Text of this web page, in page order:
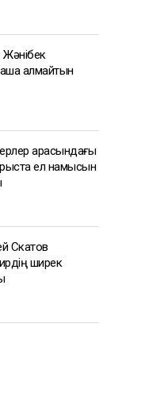
Жәнібек
алмайтын
арасындағы
ел намысын
Скатов
ширек